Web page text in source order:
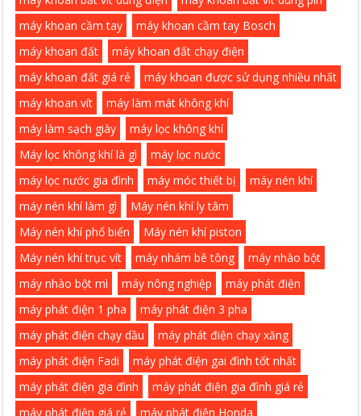
máy khoan cầm tay
máy khoan cầm tay Bosch
máy khoan đất
máy khoan đất chạy điện
máy khoan đất giá rẻ
máy khoan được sử dụng nhiều nhất
máy khoan vít
máy làm mát không khí
máy làm sạch giày
máy lọc không khí
Máy lọc không khí là gì
máy lọc nước
máy lọc nước gia đình
máy móc thiết bị
máy nén khí
máy nén khí làm gì
Máy nén khí ly tâm
Máy nén khí phổ biến
Máy nén khí piston
Máy nén khí trục vít
máy nhám bê tông
máy nhào bột
máy nhào bột mì
máy nông nghiệp
máy phát điện
máy phát điện 1 pha
máy phát điện 3 pha
máy phát điện chạy dầu
máy phát điện chạy xăng
máy phát điện Fadi
máy phát điện gai đình tốt nhất
máy phát điện gia đình
máy phát điện gia đình giá rẻ
máy phát điện giá rẻ
máy phát điện Honda